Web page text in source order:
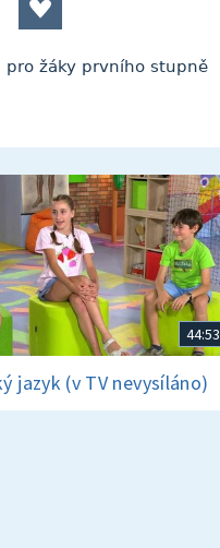
žáky prvního stupně
44:53
jazyk (v TV nevysíláno)